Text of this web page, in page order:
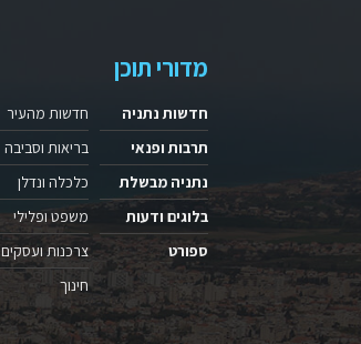
מדורי תוכן
חדשות נתניה
תרבות ופנאי
נתניה מבשלת
בלוגים ודעות
ספורט
חדשות מהעיר
בריאות וסביבה
כלכלה ונדלן
משפט ופלילי
צרכנות ועסקים
חינוך